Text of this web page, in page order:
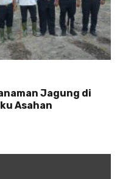
Jagung di
Asahan